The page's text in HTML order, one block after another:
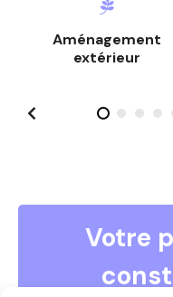
e
Aménagement
extérieur
Votre